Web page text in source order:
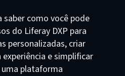
saber como você pode
do Liferay DXP para
personalizadas, criar
e simplificar
plataforma